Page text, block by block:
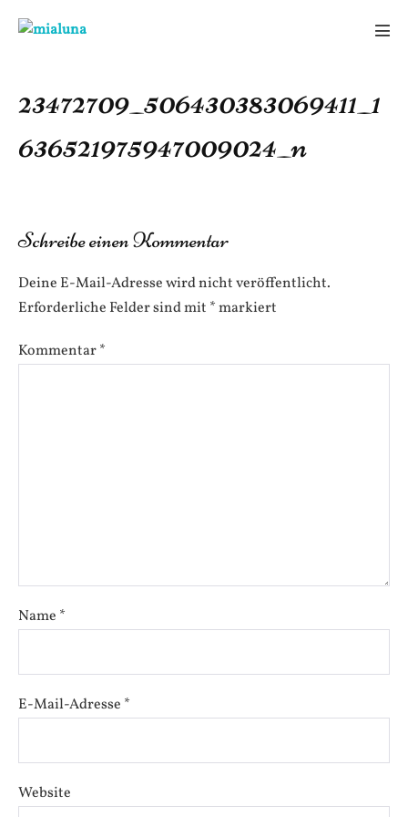
Inhalt
23472709_506430383069411_1
636521975947009024_n
Schreibe einen Kommentar
Deine E-Mail-Adresse wird nicht veröffentlicht.
Erforderliche Felder sind mit *markiert
Kommentar*
Name *
E-Mail-Adresse *
Website